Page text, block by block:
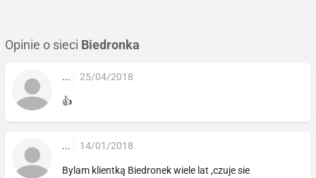
Opinie o sieci Biedronka
... 25/04/2018
👍
... 14/01/2018
Bylam klientką Biedronek wiele lat ,czuje sie